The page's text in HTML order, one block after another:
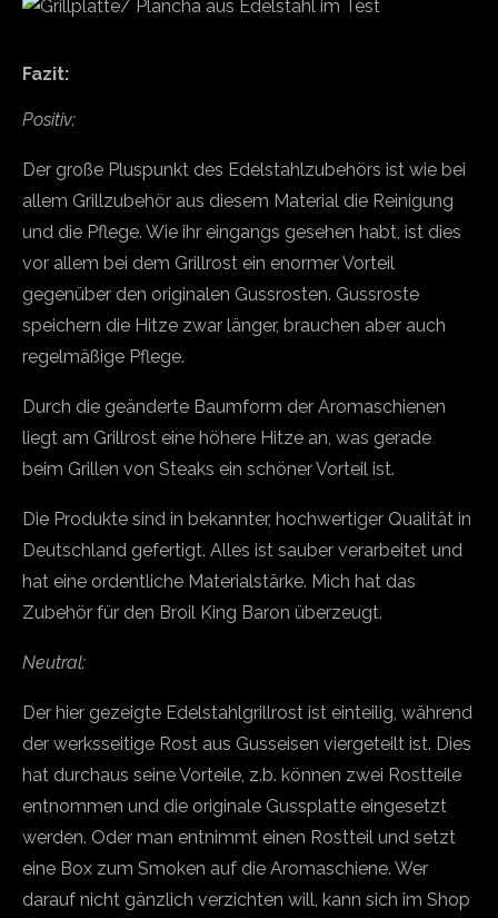
Fazit:
Positiv:
Der große Pluspunkt des Edelstahlzubehörs ist wie bei
allem Grillzubehör aus diesem Material die Reinigung
und die Pflege. Wie ihr eingangs gesehen habt, ist dies
vor allem bei dem Grillrost ein enormer Vorteil
gegenüber den originalen Gussrosten. Gussroste
speichern die Hitze zwar länger, brauchen aber auch
regelmäßige Pflege.
Durch die geänderte Baumform der Aromaschienen
liegt am Grillrost eine höhere Hitze an, was gerade
beim Grillen von Steaks ein schöner Vorteil ist.
Die Produkte sind in bekannter, hochwertiger Qualität in
Deutschland gefertigt. Alles ist sauber verarbeitet und
hat eine ordentliche Materialstärke. Mich hat das
Zubehör für den Broil King Baron überzeugt.
Neutral:
Der hier gezeigte Edelstahlgrillrost ist einteilig, während
der werksseitige Rost aus Gusseisen viergeteilt ist. Dies
hat durchaus seine Vorteile, z.b. können zwei Rostteile
entnommen und die originale Gussplatte eingesetzt
werden. Oder man entnimmt einen Rostteil und setzt
eine Box zum Smoken auf die Aromaschiene. Wer
darauf nicht gänzlich verzichten will, kann sich im Shop